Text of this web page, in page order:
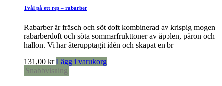
Tvål på ett rep – rabarber
Rabarber är fräsch och söt doft kombinerad av krispig mogen
rabarberdoft och söta sommarfrukttoner av äpplen, päron och
hallon. Vi har återupptagit idén och skapat en br
131,00 kr Lägg i varukorg
Snabbvisning